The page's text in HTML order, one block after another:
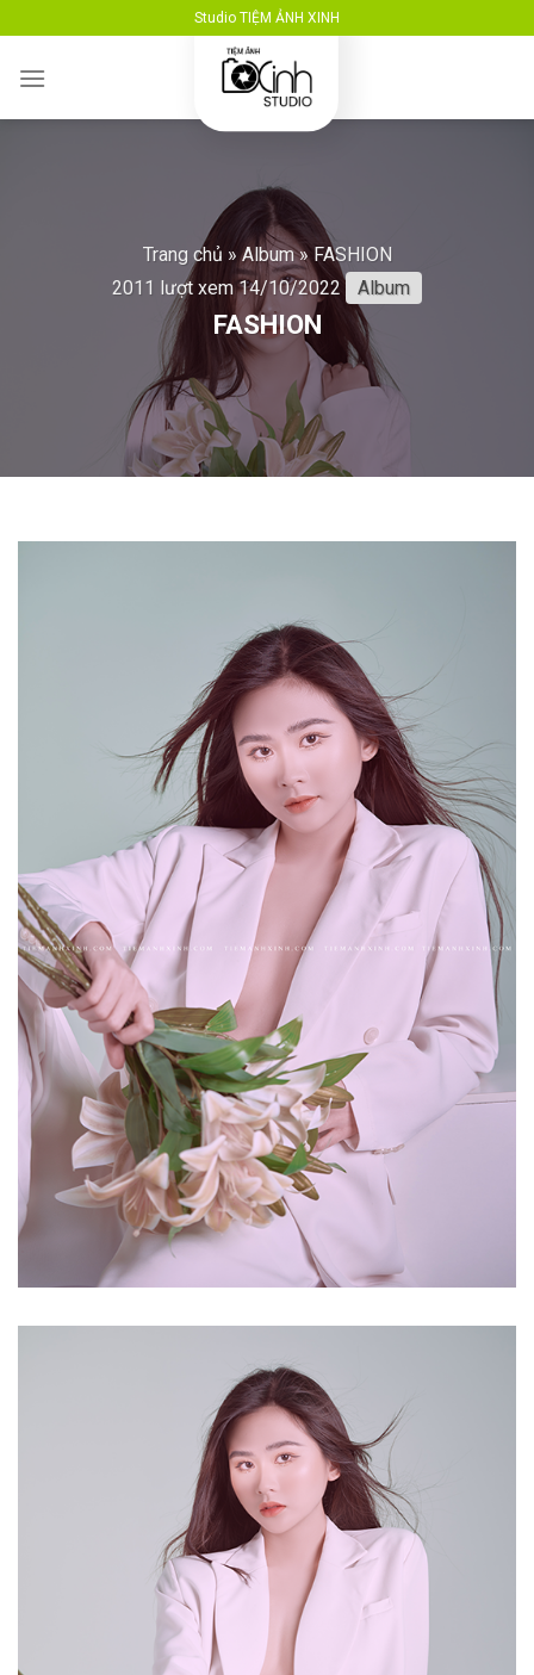
to
content
Studio TIỆM ẢNH XINH
Trang chủ »Album» FASHION
2011 lượt xem14/10/2022 Album
FASHION